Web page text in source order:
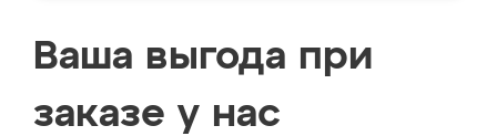
Ваша выгода при
заказе у нас